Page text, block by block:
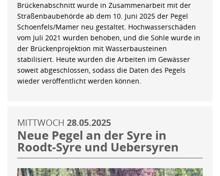
Brückenabschnitt wurde in Zusammenarbeit mit der
Straßenbaubehörde ab dem 10. Juni 2025 der Pegel
Schoenfels/Mamer neu gestaltet. Hochwasserschäden
vom Juli 2021 wurden behoben, und die Sohle wurde in
der Brückenprojektion mit Wasserbausteinen
stabilisiert. Heute wurden die Arbeiten im Gewässer
soweit abgeschlossen, sodass die Daten des Pegels
wieder veröffentlicht werden können.
MITTWOCH 28.05.2025
Neue Pegel an der Syre in
Roodt-Syre und Uebersyren